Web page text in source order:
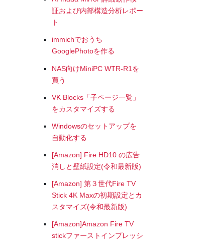
証および内部構造分析レポー
ト
immichでおうち
GooglePhotoを作る
NAS向けMiniPC WTR-R1を
買う
VK Blocks「子ページ一覧」
をカスタマイズする
Windowsのセットアップを
自動化する
[Amazon] Fire HD10 の広告
消しと壁紙設定(令和最新版)
[Amazon] 第３世代Fire TV
Stick 4K Maxの初期設定とカ
スタマイズ(令和最新版)
[Amazon]Amazon Fire TV
stickファーストインプレッシ